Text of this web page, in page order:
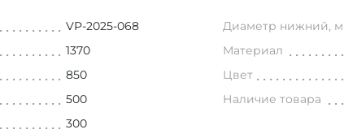
VP-2025-068
1370
850
500
300
Диаметр нижний,
Материал
Цвет
Наличие товара